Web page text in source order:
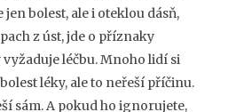
bolest, ale i oteklou dásň,
z úst, jde o příznaky
léčbu. Mnoho lidí si
léky, ale to neřeší příčinu.
sám. A pokud ho ignorujete,